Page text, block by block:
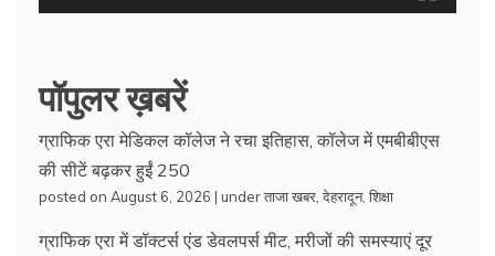
पॉपुलर ख़बरें
ग्राफिक एरा मेडिकल कॉलेज ने रचा इतिहास, कॉलेज में एमबीबीएस
की सीटें बढ़कर हुईं 250
posted on August 6, 2026 | underताजा खबर देहरादून, शिक्षा
ग्राफिक एरा में डॉक्टर्स एंड डेवलपर्स मीट, मरीजों की समस्याएं दूर